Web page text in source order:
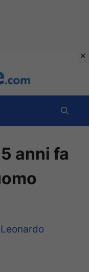
anni fa
Leonardo